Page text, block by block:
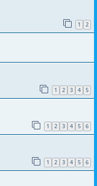
1 2
1 2 3 4 5
1 2 3 4 5 6
1 2 3 4 5 6